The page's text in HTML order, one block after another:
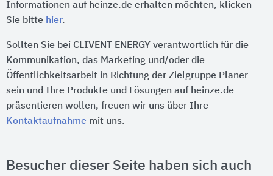
Informationen auf heinze.de erhalten möchten, klicken
Sie bitte hier.
Sollten Sie bei CLIVENT ENERGY verantwortlich für die
Kommunikation, das Marketing und/oder die
Öffentlichkeitsarbeit in Richtung der Zielgruppe Planer
sein und Ihre Produkte und Lösungen auf heinze.de
präsentieren wollen, freuen wir uns über Ihre
Kontaktaufnahme mit uns.
Besucher dieser Seite haben sich auch